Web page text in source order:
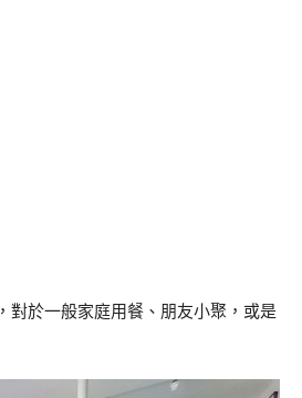
對於一般家庭用餐、朋友小聚，或是